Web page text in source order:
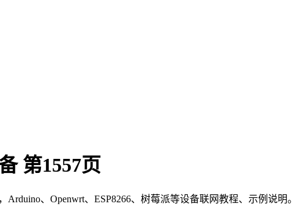
第1557页
、Openwrt、ESP8266、树莓派等设备联网教程、示例说明。